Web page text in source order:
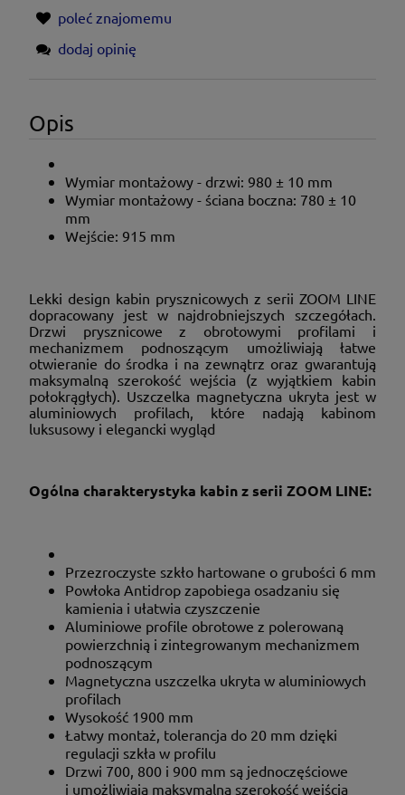
poleć znajomemu
dodaj opinię
Opis
Wymiar montażowy - drzwi: 980 ± 10 mm
Wymiar montażowy - ściana boczna: 780 ± 10
mm
Wejście: 915 mm
Lekki design kabin prysznicowych z serii ZOOM LINE
dopracowany jest w najdrobniejszych szczegółach.
Drzwi prysznicowe z obrotowymi profilami i
mechanizmem podnoszącym umożliwiają łatwe
otwieranie do środka i na zewnątrz oraz gwarantują
maksymalną szerokość wejścia (z wyjątkiem kabin
połokrągłych). Uszczelka magnetyczna ukryta jest w
aluminiowych profilach, które nadają kabinom
luksusowy i elegancki wygląd
Ogólna charakterystyka kabin z serii ZOOM LINE:
Przezroczyste szkło hartowane o grubości 6 mm
Powłoka Antidrop zapobiega osadzaniu się
kamienia i ułatwia czyszczenie
Aluminiowe profile obrotowe z polerowaną
powierzchnią i zintegrowanym mechanizmem
podnoszącym
Magnetyczna uszczelka ukryta w aluminiowych
profilach
Wysokość 1900 mm
Łatwy montaż, tolerancja do 20 mm dzięki
regulacji szkła w profilu
Drzwi 700, 800 i 900 mm są jednoczęściowe
i umożliwiają maksymalną szerokość wejścia